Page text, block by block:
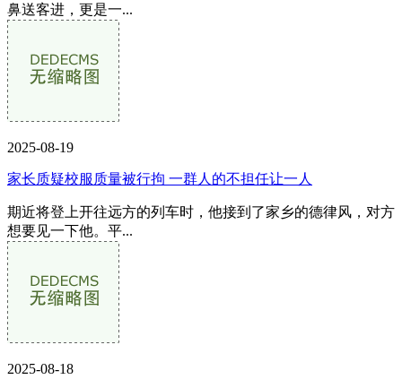
鼻送客进，更是一...
2025-08-19
家长质疑校服质量被行拘 一群人的不担任让一人
期近将登上开往远方的列车时，他接到了家乡的德律风，对方
想要见一下他。平...
2025-08-18